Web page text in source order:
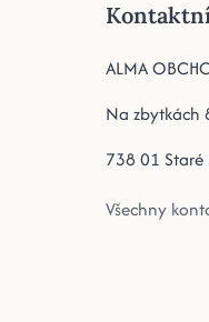
ALMA
Na zbytkách
738 01 Staré
Všechny